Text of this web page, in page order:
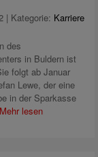
| Kategorie: Karriere
des
in Buldern ist
folgt ab Januar
Lewe, der eine
in der Sparkasse
Mehr lesen